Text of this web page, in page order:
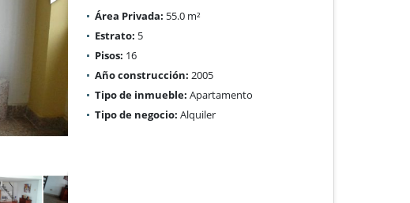
Área Privada: 55.0 m²
Estrato: 5
Pisos: 16
Año construcción: 2005
Tipo de inmueble: Apartamento
Tipo de negocio: Alquiler